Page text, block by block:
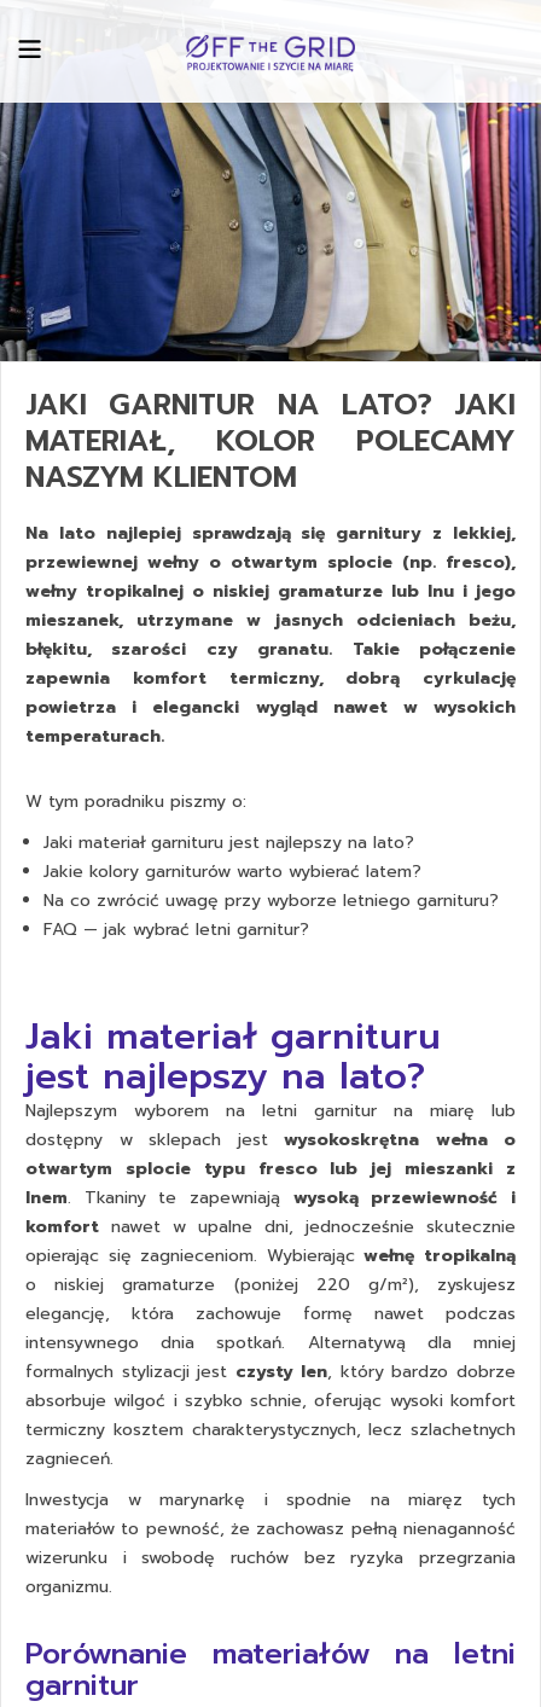
JAKI GARNITUR NA LATO? JAKI
MATERIAŁ, KOLOR POLECAMY
NASZYM KLIENTOM
Na lato najlepiej sprawdzają się garnitury z lekkiej,
przewiewnej wełny o otwartym splocie (np. fresco),
wełny tropikalnej o niskiej gramaturze lub lnu i jego
mieszanek, utrzymane w jasnych odcieniach beżu,
błękitu, szarości czy granatu. Takie połączenie
zapewnia komfort termiczny, dobrą cyrkulację
powietrza i elegancki wygląd nawet w wysokich
temperaturach.
W tym poradniku piszmy o:
Jaki materiał garnituru jest najlepszy na lato?
Jakie kolory garniturów warto wybierać latem?
Na co zwrócić uwagę przy wyborze letniego garnituru?
FAQ — jak wybrać letni garnitur?
Jaki materiał garnituru
jest najlepszy na lato?
Najlepszym wyborem na letni garnitur na miarę lub
dostępny w sklepach jest wysokoskrętna wełna o
otwartym splocie typu fresco lub jej mieszanki z
lnem. Tkaniny te zapewniają wysoką przewiewność i
komfort nawet w upalne dni, jednocześnie skutecznie
opierając się zagnieceniom. Wybierającwełnę tropikalną
o niskiej gramaturze (poniżej 220 g/m²), zyskujesz
elegancję, która zachowuje formę nawet podczas
intensywnego dnia spotkań. Alternatywą dla mniej
formalnych stylizacji jest czysty len, który bardzo dobrze
absorbuje wilgoć i szybko schnie, oferując wysoki komfort
termiczny kosztem charakterystycznych, lecz szlachetnych
zagnieceń.
Inwestycja wmarynarkę ispodnie na miaręz tych
materiałów to pewność, że zachowasz pełną nienaganność
wizerunku i swobodę ruchów bez ryzyka przegrzania
organizmu.
Porównanie materiałów na letni
garnitur